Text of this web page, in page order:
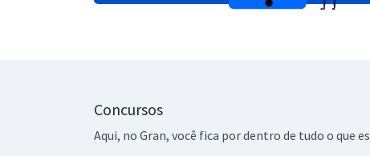
Concursos
Aqui, no Gran, você fica por dentro de tudo o que